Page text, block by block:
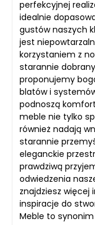
perfekcyjnej
idealnie
gustów naszych
jest
korzystaniem z
starannie
proponujemy
blatów i
podnoszą
meble nie tylko
również nadają
starannie
eleganckie
prawdziwą
odwiedzenia
znajdziesz
inspiracje do
Meble to